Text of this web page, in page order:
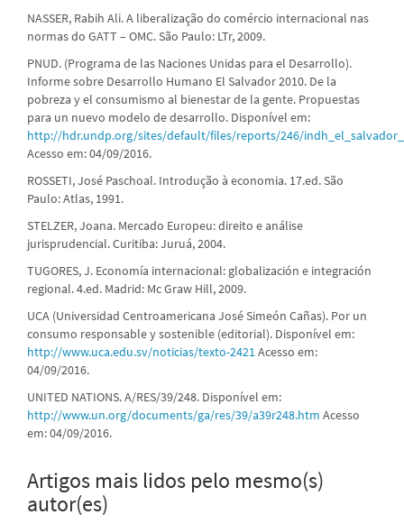
NASSER, Rabih Ali. A liberalização do comércio internacional nas
normas do GATT – OMC. São Paulo: LTr, 2009.
PNUD. (Programa de las Naciones Unidas para el Desarrollo).
Informe sobre Desarrollo Humano El Salvador 2010. De la
pobreza y el consumismo al bienestar de la gente. Propuestas
para un nuevo modelo de desarrollo. Disponível em:
http://hdr.undp.org/sites/default/files/reports/246/
Acesso em: 04/09/2016.
ROSSETI, José Paschoal. Introdução à economia. 17.ed. São
Paulo: Atlas, 1991.
STELZER, Joana. Mercado Europeu: direito e análise
jurisprudencial. Curitiba: Juruá, 2004.
TUGORES, J. Economía internacional: globalización e integración
regional. 4.ed. Madrid: Mc Graw Hill, 2009.
UCA (Universidad Centroamericana José Simeón Cañas). Por un
consumo responsable y sostenible (editorial). Disponível em:
http://www.uca.edu.sv/noticias/texto-2421Acesso em:
04/09/2016.
UNITED NATIONS. A/RES/39/248. Disponível em:
http://www.un.org/documents/ga/res/39/a39r248.htm Acesso
em: 04/09/2016.
Artigos mais lidos pelo mesmo(s)
autor(es)